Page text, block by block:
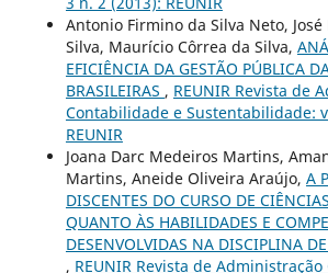
Antonio Firmino da Silva Neto,
Silva, Maurício Côrrea da Silva,
EFICIÊNCIA DA GESTÃO PÚBLICA
BRASILEIRAS , REUNIR Revista de
Contabilidade e Sustentabilidade:
REUNIR
Joana Darc Medeiros Martins,
Martins, Aneide Oliveira Araújo, A
DISCENTES DO CURSO DE
QUANTO ÀS HABILIDADES E
DESENVOLVIDAS NA DISCIPLINA
, REUNIR Revista de